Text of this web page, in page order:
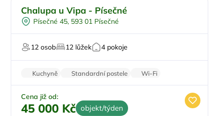
Vířivka
Pro hosty s omezením
Chalupa u Vipa - Písečné
Písečné 45, 593 01 Písečné
12 osob 12 lůžek 4 pokoje
Kuchyně Standardní postele
Wi-Fi
Balkon/terasa
Stolní hry
Cena již od:
45 000 Kč objekt/týden